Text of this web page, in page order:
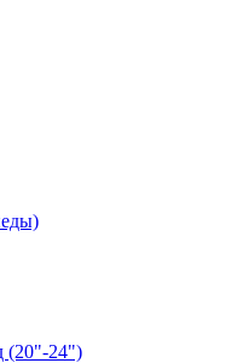
(20"-24")